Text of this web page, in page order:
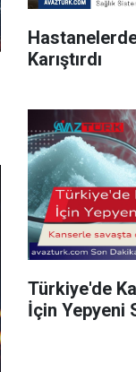
Hastanelerde
Karıştırdı
Türkiye'de
İçin Yepyeni